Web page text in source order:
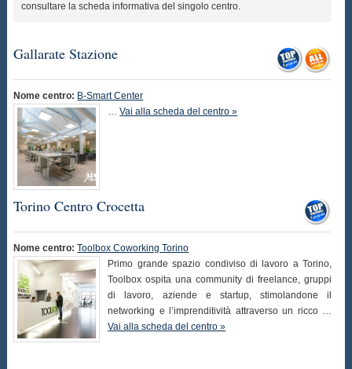
consultare la scheda informativa del singolo centro.
Gallarate Stazione
Nome centro: B-Smart Center
…Vai alla scheda del centro »
Torino Centro Crocetta
Nome centro: Toolbox Coworking Torino
Primo grande spazio condiviso di lavoro a Torino,
Toolbox ospita una community di freelance, gruppi
di lavoro, aziende e startup, stimolandone il
networking e l’imprenditività attraverso un ricco …
Vai alla scheda del centro »